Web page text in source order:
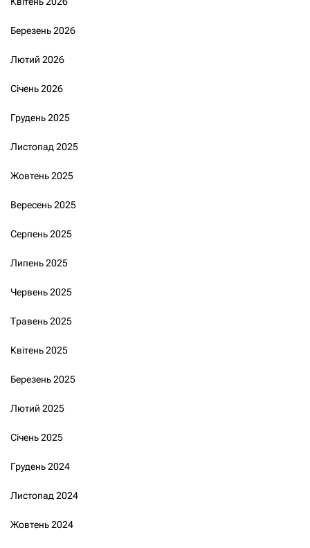
Березень 2026
Лютий 2026
Січень 2026
Грудень 2025
Листопад 2025
Жовтень 2025
Вересень 2025
Серпень 2025
Липень 2025
Червень 2025
Травень 2025
Квітень 2025
Березень 2025
Лютий 2025
Січень 2025
Грудень 2024
Листопад 2024
Жовтень 2024